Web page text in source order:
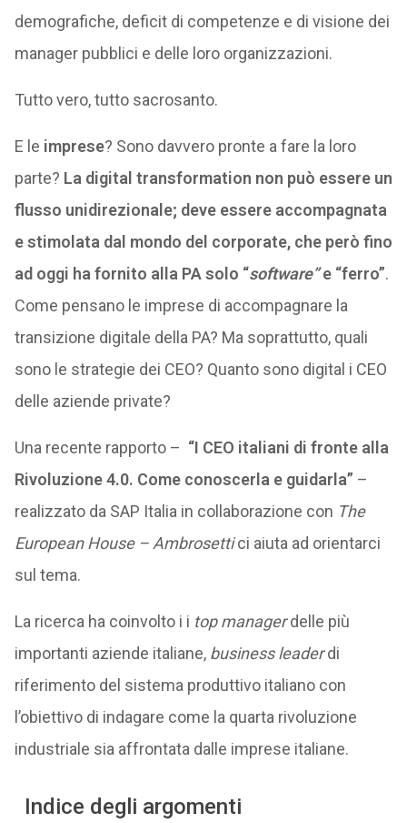
demografiche, deficit di competenze e di visione dei
manager pubblici e delle loro organizzazioni.
Tutto vero, tutto sacrosanto.
E le imprese? Sono davvero pronte a fare la loro
parte? La digital transformation non può essere un
flusso unidirezionale; deve essere accompagnata
e stimolata dal mondo del corporate, che però fino
ad oggi ha fornito alla PA solo “software”e “ferro”.
Come pensano le imprese di accompagnare la
transizione digitale della PA? Ma soprattutto, quali
sono le strategie dei CEO? Quanto sono digital i CEO
delle aziende private?
Una recente rapporto – “I CEO italiani di fronte alla
Rivoluzione 4.0. Come conoscerla e guidarla” –
realizzato da SAP Italia in collaborazione con The
European House – Ambrosettici aiuta ad orientarci
sul tema.
La ricerca ha coinvolto i i top managerdelle più
importanti aziende italiane, business leaderdi
riferimento del sistema produttivo italiano con
l’obiettivo di indagare come la quarta rivoluzione
industriale sia affrontata dalle imprese italiane.
Indice degli argomenti